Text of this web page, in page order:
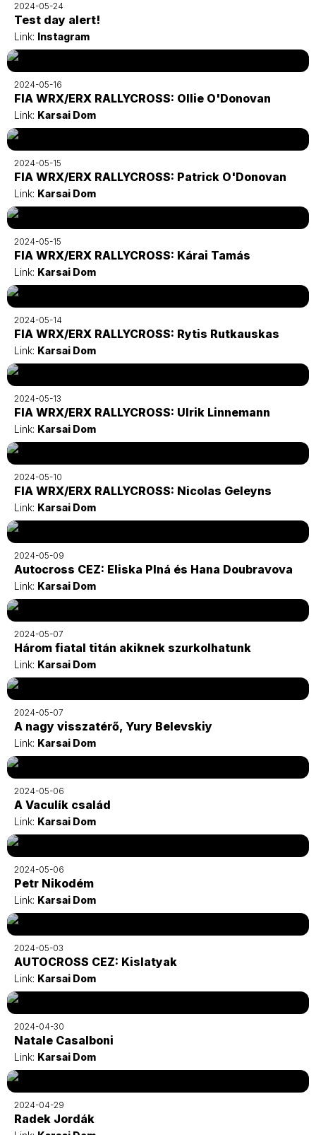
2024-05-24
Test day alert!
Link: Instagram
2024-05-16
FIA WRX/ERX RALLYCROSS: Ollie O'Donovan
Link: Karsai Dom
2024-05-15
FIA WRX/ERX RALLYCROSS: Patrick O'Donovan
Link: Karsai Dom
2024-05-15
FIA WRX/ERX RALLYCROSS: Kárai Tamás
Link: Karsai Dom
2024-05-14
FIA WRX/ERX RALLYCROSS: Rytis Rutkauskas
Link: Karsai Dom
2024-05-13
FIA WRX/ERX RALLYCROSS: Ulrik Linnemann
Link: Karsai Dom
2024-05-10
FIA WRX/ERX RALLYCROSS: Nicolas Geleyns
Link: Karsai Dom
2024-05-09
Autocross CEZ: Eliska Plná és Hana Doubravova
Link: Karsai Dom
2024-05-07
Három fiatal titán akiknek szurkolhatunk
Link: Karsai Dom
2024-05-07
A nagy visszatérő, Yury Belevskiy
Link: Karsai Dom
2024-05-06
A Vaculík család
Link: Karsai Dom
2024-05-06
Petr Nikodém
Link: Karsai Dom
2024-05-03
AUTOCROSS CEZ: Kislatyak
Link: Karsai Dom
2024-04-30
Natale Casalboni
Link: Karsai Dom
2024-04-29
Radek Jordák